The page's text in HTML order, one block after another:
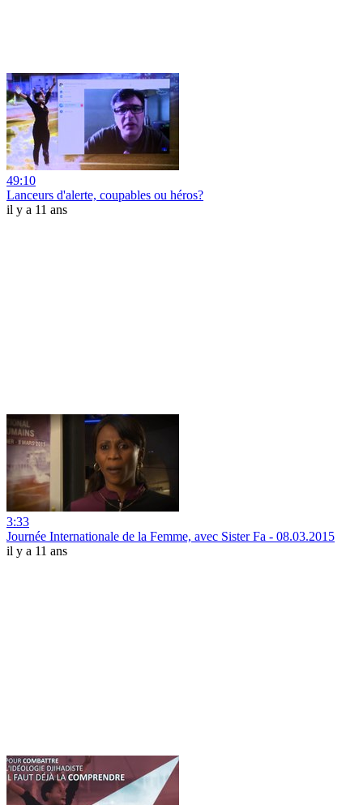
49:10
Lanceurs d'alerte, coupables ou héros?
il y a 11 ans
3:33
Journée Internationale de la Femme, avec Sister Fa - 08.03.2015
il y a 11 ans